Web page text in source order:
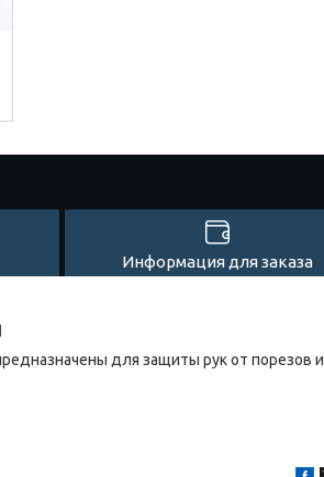
Информация для заказа
для защиты рук от порезов и